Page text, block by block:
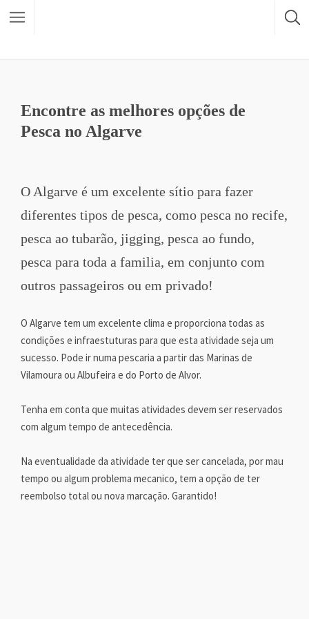
Encontre as melhores opções de
Pesca no Algarve
O Algarve é um excelente sítio para fazer
diferentes tipos de pesca, como pesca no recife,
pesca ao tubarão, jigging, pesca ao fundo,
pesca para toda a familia, em conjunto com
outros passageiros ou em privado!
O Algarve tem um excelente clima e proporciona todas as
condições e infraestuturas para que esta atividade seja um
sucesso. Pode ir numa pescaria a partir das Marinas de
Vilamoura ou Albufeira e do Porto de Alvor.
Tenha em conta que muitas atividades devem ser reservados
com algum tempo de antecedência.
Na eventualidade da atividade ter que ser cancelada, por mau
tempo ou algum problema mecanico, tem a opção de ter
reembolso total ou nova marcação. Garantido!